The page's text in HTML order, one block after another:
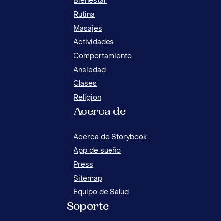
Rutina
Masajes
Actividades
Comportamiento
Ansiedad
Clases
Religion
Acerca de
Acerca de Storybook
App de sueño
Press
Sitemap
Equipo de Salud
Soporte